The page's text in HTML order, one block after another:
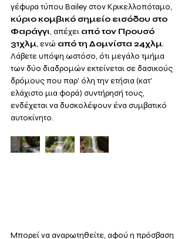
γέφυρα τύπου Bailey στον Κρικελλοπόταμο,
κύριο κομβικό σημείο εισόδου στο
Φαράγγι, απέχει από τον Προυσό
31χλμ, ενώ από τη Δομνίστα 24χλμ.
Λάβετε υπόψη ωστόσο, ότι μεγάλο τμήμα
των δύο διαδρομών εκτείνεται σε δασικούς
δρόμους που παρ' όλη την ετήσια (κατ'
ελάχιστο μια φορά) συντήρησή τους,
ενδέχεται να δυσκολέψουν ένα συμβατικό
αυτοκίνητο.
Μπορεί να αναρωτηθείτε, αφού η πρόσβαση